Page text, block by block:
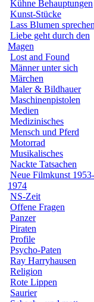
Kühne Behauptungen
Kunst-Stücke
Lass Blumen
Liebe geht durch den
Magen
Lost and Found
Männer unter sich
Märchen
Maler & Bildhauer
Maschinenpistolen
Medien
Medizinisches
Mensch und Pferd
Motorrad
Musikalisches
Nackte Tatsachen
Neue Filmkunst 1953-
1974
NS-Zeit
Offene Fragen
Panzer
Piraten
Profile
Psycho-Paten
Ray Harryhausen
Religion
Rote Lippen
Saurier